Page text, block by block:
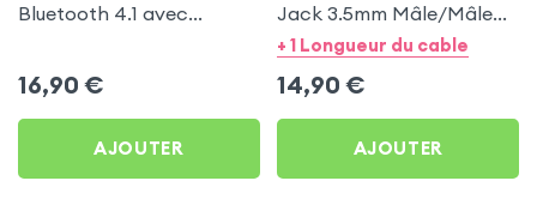
Bluetooth 4.1 avec
Blackview A55
16,90 €
AJOUTER
Jack 3.5mm Mâle/Mâle
by LinQ, 3m - Noir pour
+ 1 Longueur du cable
14,90 €
AJOUTER